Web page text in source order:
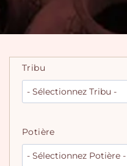
Tribu
Potière